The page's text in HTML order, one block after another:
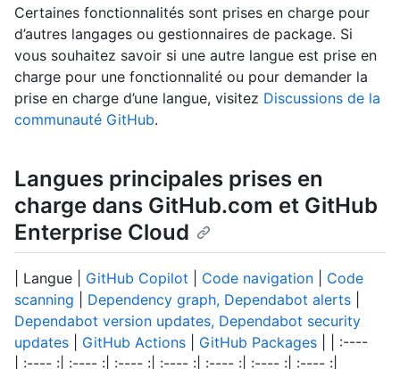
Certaines fonctionnalités sont prises en charge pour
d’autres langages ou gestionnaires de package. Si
vous souhaitez savoir si une autre langue est prise en
charge pour une fonctionnalité ou pour demander la
prise en charge d’une langue, visitez Discussions de la
communauté GitHub.
Langues principales prises en
charge dans GitHub.com et GitHub
Enterprise Cloud
| Langue | GitHub Copilot Code navigation
Code
scanning
Dependency graph, Dependabot alerts
Dependabot version updates, Dependabot security
updates
GitHub Actions GitHub Packages | | :----
| :---- :| :---- :| :---- :| :---- :| :---- :| :---- :| :---- :|